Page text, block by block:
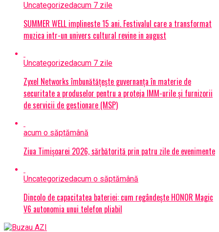
Uncategorizedacum 7 zile
SUMMER WELL implineste 15 ani. Festivalul care a transformat
muzica intr-un univers cultural revine in august
Uncategorizedacum 7 zile
Zyxel Networks îmbunătățește guvernanța în materie de
securitate a produselor pentru a proteja IMM-urile și furnizorii
de servicii de gestionare (MSP)
acum o săptămână
Ziua Timișoarei 2026, sărbătorită prin patru zile de evenimente
Uncategorizedacum o săptămână
Dincolo de capacitatea bateriei: cum regândește HONOR Magic
V6 autonomia unui telefon pliabil